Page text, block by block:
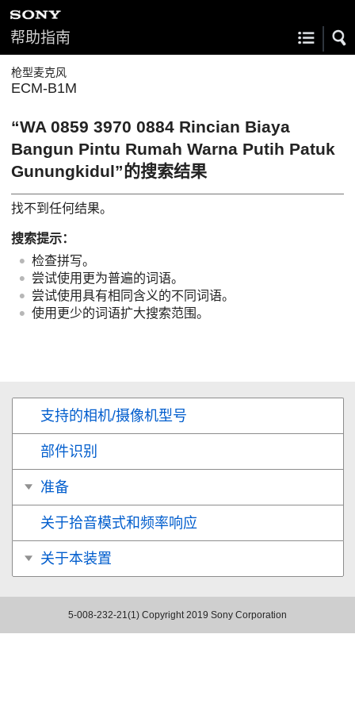
帮助指南
枪型麦克风
ECM-B1M
“WA 0859 3970 0884 Rincian Biaya
Bangun Pintu Rumah Warna Putih Patuk
Gunungkidul”的搜索结果
找不到任何结果。
搜索提示：
检查拼写。
尝试使用更为普遍的词语。
尝试使用具有相同含义的不同词语。
使用更少的词语扩大搜索范围。
支持的相机/摄像机型号
部件识别
准备
关于拾音模式和频率响应
关于本装置
5-008-232-21(1) Copyright 2019 Sony Corporation